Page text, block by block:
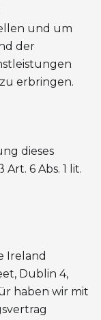
und um
der
erbringen.
dieses
6 Abs. 1 lit.
Ireland
Dublin 4,
haben wir mit